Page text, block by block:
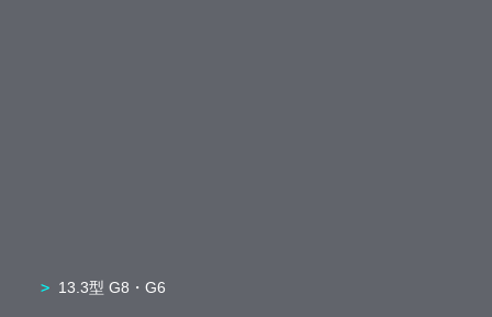
13.3型 G8・G6